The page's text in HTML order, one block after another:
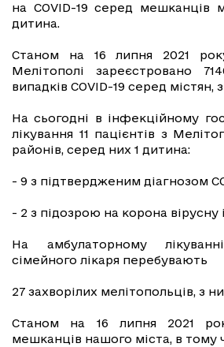
на COVID-19 серед мешканців
дитина.
Станом на 16 липня 2021
Мелітополі зареєстровано
випадків СOVID-19 серед містян,
На сьогодні в інфекційному
лікування 11 пацієнтів з
районів, серед них 1 дитина:
- 9 з підтвердженим діагнозом
- 2 з підозрою на корона вірусну
На амбулаторному
сімейного лікаря перебувають
27 захворілих мелітопольців, з
Станом на 16 липня 2021
мешканців нашого міста, в тому